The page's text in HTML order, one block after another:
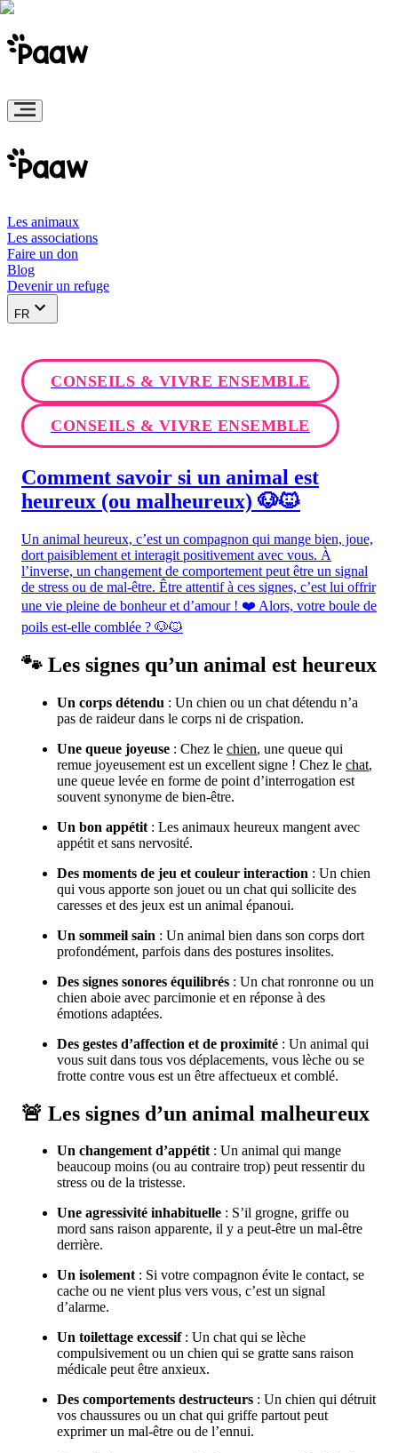
Les animaux
Les associations
Faire un don
Blog
Devenir un refuge
FR
CONSEILS & VIVRE ENSEMBLE
CONSEILS & VIVRE ENSEMBLE
Comment savoir si un animal est
heureux (ou malheureux) 🐶🐱
Un animal heureux, c’est un compagnon qui mange bien, joue,
dort paisiblement et interagit positivement avec vous. À
l’inverse, un changement de comportement peut être un signal
de stress ou de mal-être. Être attentif à ces signes, c’est lui offrir
une vie pleine de bonheur et d’amour ! ❤️ Alors, votre boule de
poils est-elle comblée ? 🐶🐱
🐾 Les signes qu’un animal est heureux
Un corps détendu : Un chien ou un chat détendu n’a
pas de raideur dans le corps ni de crispation.
Une queue joyeuse : Chez le chien, une queue qui
remue joyeusement est un excellent signe ! Chez le chat,
une queue levée en forme de point d’interrogation est
souvent synonyme de bien-être.
Un bon appétit : Les animaux heureux mangent avec
appétit et sans nervosité.
Des moments de jeu et couleur interaction : Un chien
qui vous apporte son jouet ou un chat qui sollicite des
caresses et des jeux est un animal épanoui.
Un sommeil sain : Un animal bien dans son corps dort
profondément, parfois dans des postures insolites.
Des signes sonores équilibrés : Un chat ronronne ou un
chien aboie avec parcimonie et en réponse à des
émotions adaptées.
Des gestes d’affection et de proximité : Un animal qui
vous suit dans tous vos déplacements, vous lèche ou se
frotte contre vous est un être affectueux et comblé.
🚨 Les signes d’un animal malheureux
Un changement d’appétit: Un animal qui mange
beaucoup moins (ou au contraire trop) peut ressentir du
stress ou de la tristesse.
Une agressivité inhabituelle : S’il grogne, griffe ou
mord sans raison apparente, il y a peut-être un mal-être
derrière.
Un isolement: Si votre compagnon évite le contact, se
cache ou ne vient plus vers vous, c’est un signal
d’alarme.
Un toilettage excessif: Un chat qui se lèche
compulsivement ou un chien qui se gratte sans raison
médicale peut être anxieux.
Des comportements destructeurs : Un chien qui détruit
vos chaussures ou un chat qui griffe partout peut
exprimer un mal-être ou de l’ennui.